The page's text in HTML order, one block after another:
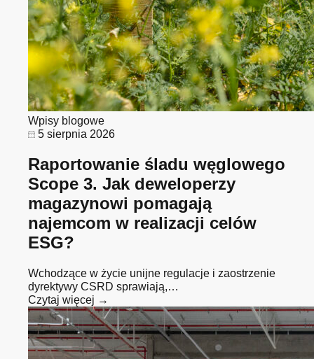
Wpisy blogowe
5 sierpnia 2026
Raportowanie śladu węglowego
Scope 3. Jak deweloperzy
magazynowi pomagają
najemcom w realizacji celów
ESG?
Wchodzące w życie unijne regulacje i zaostrzenie
dyrektywy CSRD sprawiają,…
Czytaj więcej →